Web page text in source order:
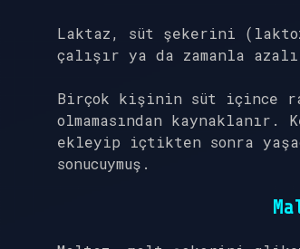
Laktaz, süt şekerini
çalışır ya da zamanla
Birçok kişinin süt içince
olmamasından kaynaklanır.
ekleyip içtikten sonra
sonucuymuş.